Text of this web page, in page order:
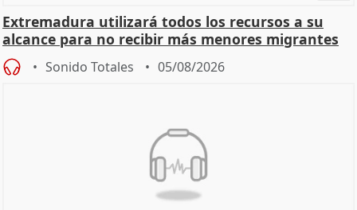
Extremadura utilizará todos los recursos a su
alcance para no recibir más menores migrantes
Sonido Totales 05/08/2026